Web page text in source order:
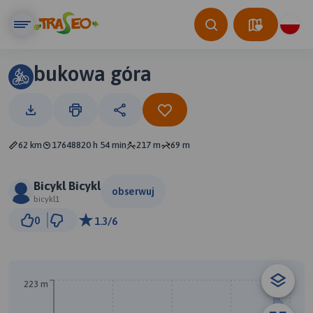
bukowa góra
62 km 17648820 h 54 min 217 m 69 m
Bicykl Bicykl
bicykl1
obserwuj
0 1.3/6
223 m